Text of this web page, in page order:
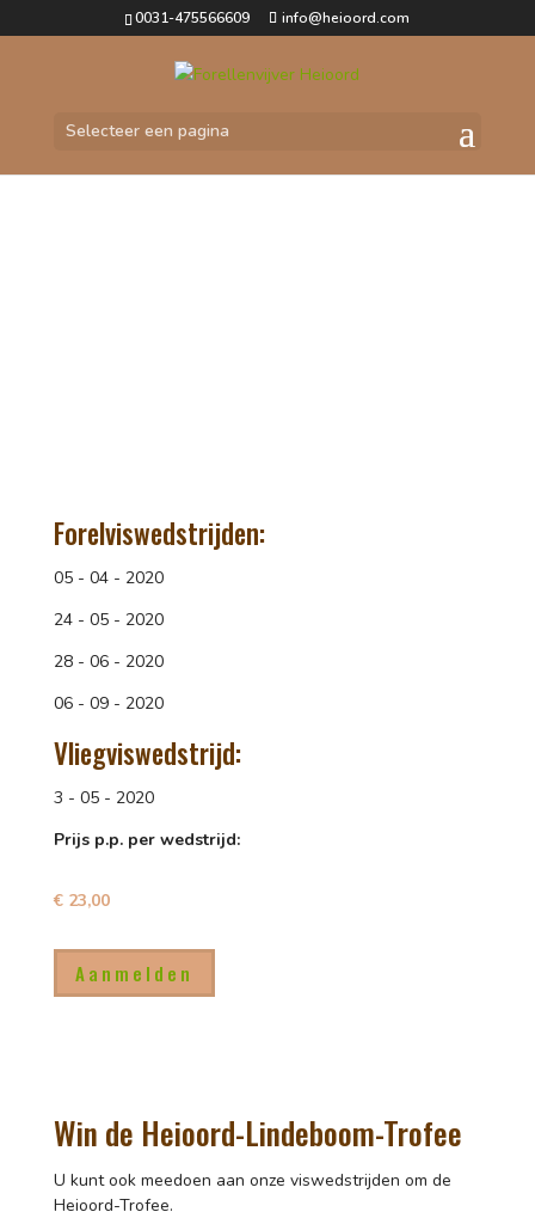
0031-475566609 info@heioord.com
Selecteer een pagina
Forelviswedstrijden:
05 - 04 - 2020
24 - 05 - 2020
28 - 06 - 2020
06 - 09 - 2020
Vliegviswedstrijd:
3 - 05 - 2020
Prijs p.p. per wedstrijd:
€ 23,00
Aanmelden
Win de Heioord-Lindeboom-Trofee
U kunt ook meedoen aan onze viswedstrijden om de
Heioord-Trofee.